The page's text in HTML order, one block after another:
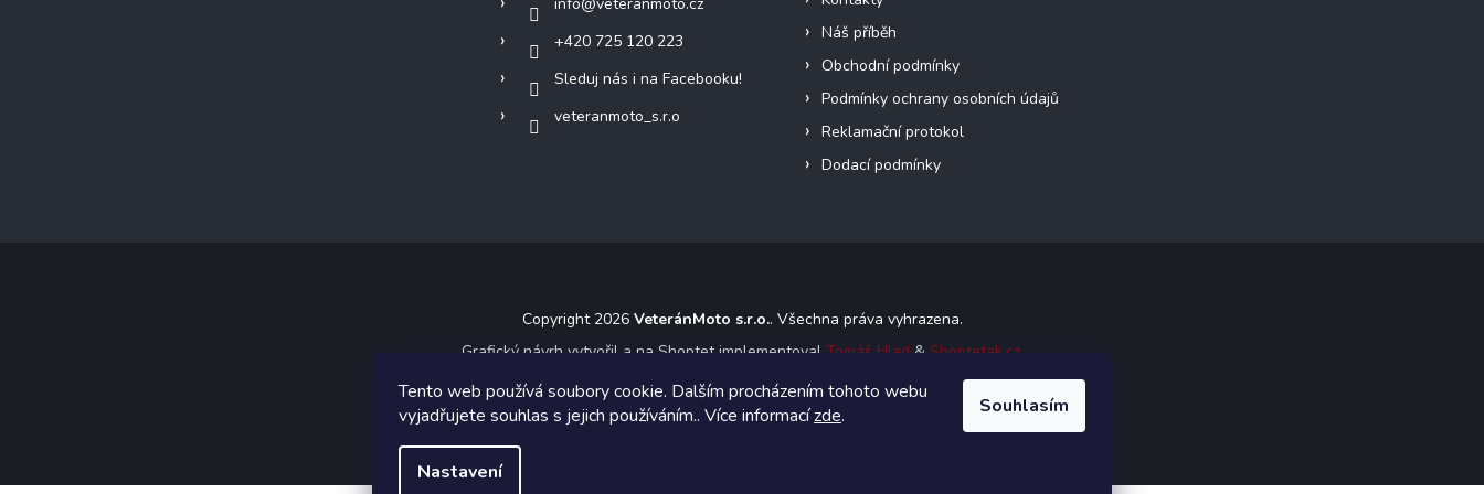
Tento web používá soubory cookie. Dalším procházením tohoto webu
vyjadřujete souhlas s jejich používáním.. Více informacízde.
Nastavení
Souhlasím
+420 725 120 223
Sleduj nás i na Facebooku!
veteranmoto_s.r.o
Náš příběh
Obchodní podmínky
Podmínky ochrany osobních údajů
Reklamační protokol
Dodací podmínky
Copyright 2026 VeteránMoto s.r.o.. Všechna práva vyhrazena.
Grafický návrh vytvořil a na Shoptet implementoval Tomáš Hlad & Shoptetak.cz.
Vytvořil Shoptet